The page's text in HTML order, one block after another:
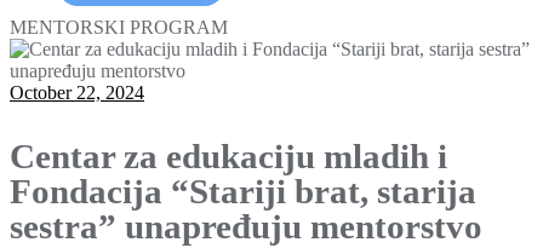
MENTORSKI PROGRAM
October 22, 2024
Centar za edukaciju mladih i
Fondacija “Stariji brat, starija
sestra” unapređuju mentorstvo